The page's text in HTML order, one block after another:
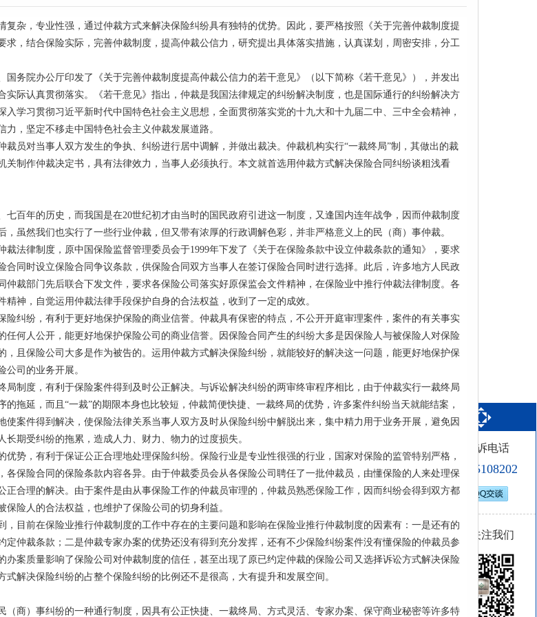
复杂，专业性强，通过仲裁方式来解决保险纠纷具有独特的优势。因此，要严格按照《关于完善仲裁制度提
求，结合保险实际，完善仲裁制度，提高仲裁公信力，研究提出具体落实措施，认真谋划，周密安排，分工
国务院办公厅印发了《关于完善仲裁制度提高仲裁公信力的若干意见》（以下简称《若干意见》），并发出
实际认真贯彻落实。《若干意见》指出，仲裁是我国法律规定的纠纷解决制度，也是国际通行的纠纷解决方
入学习贯彻习近平新时代中国特色社会主义思想，全面贯彻落实党的十九大和十九届二中、三中全会精神，
力，坚定不移走中国特色社会主义仲裁发展道路。
裁员对当事人双方发生的争执、纠纷进行居中调解，并做出裁决。仲裁机构实行“一裁终局”制，其做出的裁
关制作仲裁决定书，具有法律效力，当事人必须执行。本文就首选用仲裁方式解决保险合同纠纷谈粗浅看
七百年的历史，而我国是在20世纪初才由当时的国民政府引进这一制度，又逢国内连年战争，因而仲裁制度
，虽然我们也实行了一些行业仲裁，但又带有浓厚的行政调解色彩，并非严格意义上的民（商）事仲裁。
裁法律制度，原中国保险监督管理委员会于1999年下发了《关于在保险条款中设立仲裁条款的通知》，要求
合同时设立保险合同争议条款，供保险合同双方当事人在签订保险合同时进行选择。此后，许多地方人民政
仲裁部门先后联合下发文件，要求各保险公司落实好原保监会文件精神，在保险业中推行仲裁法律制度。各
精神，自觉运用仲裁法律手段保护自身的合法权益，收到了一定的成效。
险纠纷，有利于更好地保护保险的商业信誉。仲裁具有保密的特点，不公开开庭审理案件，案件的有关事实
任何人公开，能更好地保护保险公司的商业信誉。因保险合同产生的纠纷大多是因保险人与被保险人对保险
，且保险公司大多是作为被告的。运用仲裁方式解决保险纠纷，就能较好的解决这一问题，能更好地保护保
公司的业务开展。
局制度，有利于保险案件得到及时公正解决。与诉讼解决纠纷的两审终审程序相比，由于仲裁实行一裁终局
的拖延，而且 “一裁”的期限本身也比较短，仲裁简便快捷、一裁终局的优势，许多案件纠纷当天就能结案，
使案件得到解决，使保险法律关系当事人双方及时从保险纠纷中解脱出来，集中精力用于业务开展，避免因
长期受纠纷的拖累，造成人力、财力、物力的过度损失。
优势，有利于保证公正合理地处理保险纠纷。保险行业是专业性很强的行业，国家对保险的监管特别严格，
各保险合同的保险条款内容各异。由于仲裁委员会从各保险公司聘任了一批仲裁员，由懂保险的人来处理保
正合理的解决。由于案件是由从事保险工作的仲裁员审理的，仲裁员熟悉保险工作，因而纠纷会得到双方都
保险人的合法权益，也维护了保险公司的切身利益。
，目前在保险业推行仲裁制度的工作中存在的主要问题和影响在保险业推行仲裁制度的因素有：一是还有的
定仲裁条款；二是仲裁专家办案的优势还没有得到充分发挥，还有不少保险纠纷案件没有懂保险的仲裁员参
办案质量影响了保险公司对仲裁制度的信任，甚至出现了原已约定仲裁的保险公司又选择诉讼方式解决保险
式解决保险纠纷的占整个保险纠纷的比例还不是很高，大有提升和发展空间。
（商）事纠纷的一种通行制度，因具有公正快捷、一裁终局、方式灵活、专家办案、保守商业秘密等许多特
投诉电话
0831-5108202
扫码关注我们